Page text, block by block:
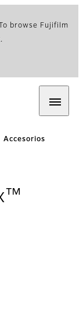
browse Fujifilm
Accesorios